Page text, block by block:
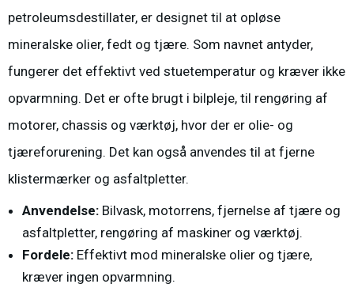
petroleumsdestillater, er designet til at opløse
mineralske olier, fedt og tjære. Som navnet antyder,
fungerer det effektivt ved stuetemperatur og kræver ikke
opvarmning. Det er ofte brugt i bilpleje, til rengøring af
motorer, chassis og værktøj, hvor der er olie- og
tjæreforurening. Det kan også anvendes til at fjerne
klistermærker og asfaltpletter.
Anvendelse:Bilvask, motorrens, fjernelse af tjære og
asfaltpletter, rengøring af maskiner og værktøj.
Fordele:Effektivt mod mineralske olier og tjære,
kræver ingen opvarmning.